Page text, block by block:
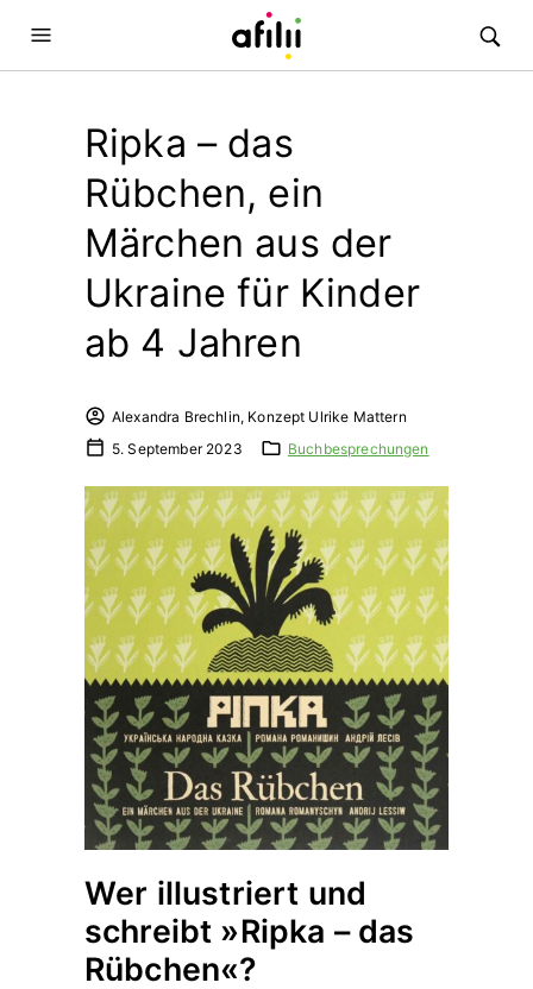
Ripka – das
Rübchen, ein
Märchen aus der
Ukraine für Kinder
ab 4 Jahren
Alexandra Brechlin, Konzept Ulrike Mattern
5. September 2023
Buchbesprechungen
Wer illustriert und
schreibt »Ripka – das
Rübchen«?